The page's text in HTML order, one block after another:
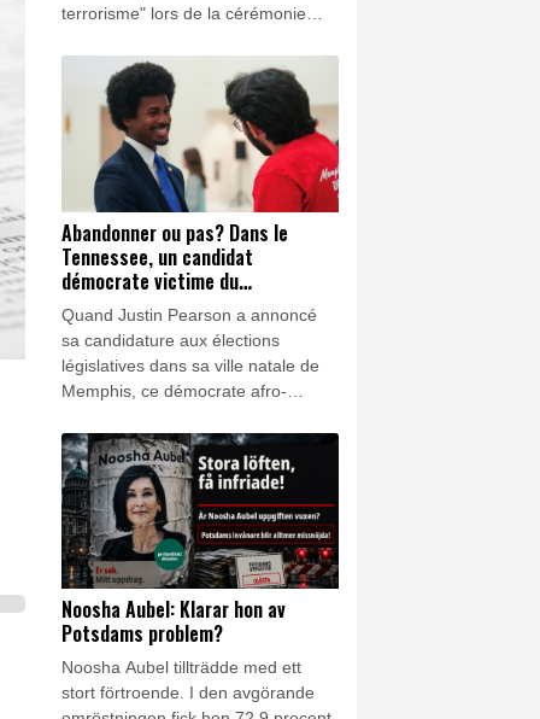
terrorisme" lors de la cérémonie
Abelardo de la Espriella, prévue
vendredi à Cali, ville du sud-ouest
récemment touchée par des
attentats de la guérilla.
Abandonner ou pas? Dans le
Tennessee, un candidat
démocrate victime du
redécoupage électoral
Quand Justin Pearson a annoncé
sa candidature aux élections
législatives dans sa ville natale de
Memphis, ce démocrate afro-
faire campagne à plus de 300
kilomètres de là, dans le comté où
est né le Ku Klux Klan.
Noosha Aubel: Klarar hon av
Potsdams problem?
Noosha Aubel tillträdde med ett
stort förtroende. I den avgörande